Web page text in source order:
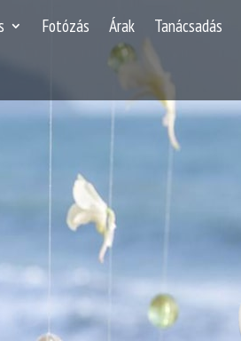
Fotózás Árak Tanácsadás